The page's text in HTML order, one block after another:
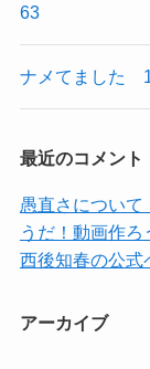
63
ナメてました
最近のコメント
愚直さについ
うだ！動画作
西後知春の公式
アーカイブ